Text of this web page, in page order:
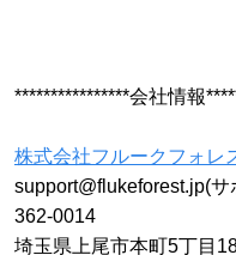
****************会社情報
株式会社フルークフォレ
support@flukeforest.jp(サ
362-0014
埼玉県上尾市本町5丁目